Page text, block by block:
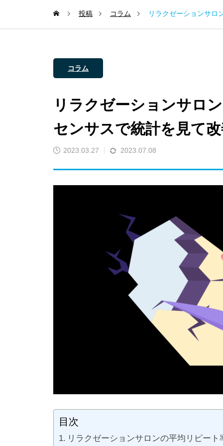
投稿 コラム リラクゼーションサロ
コラム
リラクゼーションサロ
センサスで統計を見て
2023.03.27 2023.07.08
目次
リラクゼーションサロンの平均リピート